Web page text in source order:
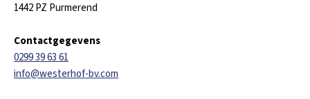
1442 PZ Purmerend
Contactgegevens
0299 39 63 61
info@westerhof-bv.com